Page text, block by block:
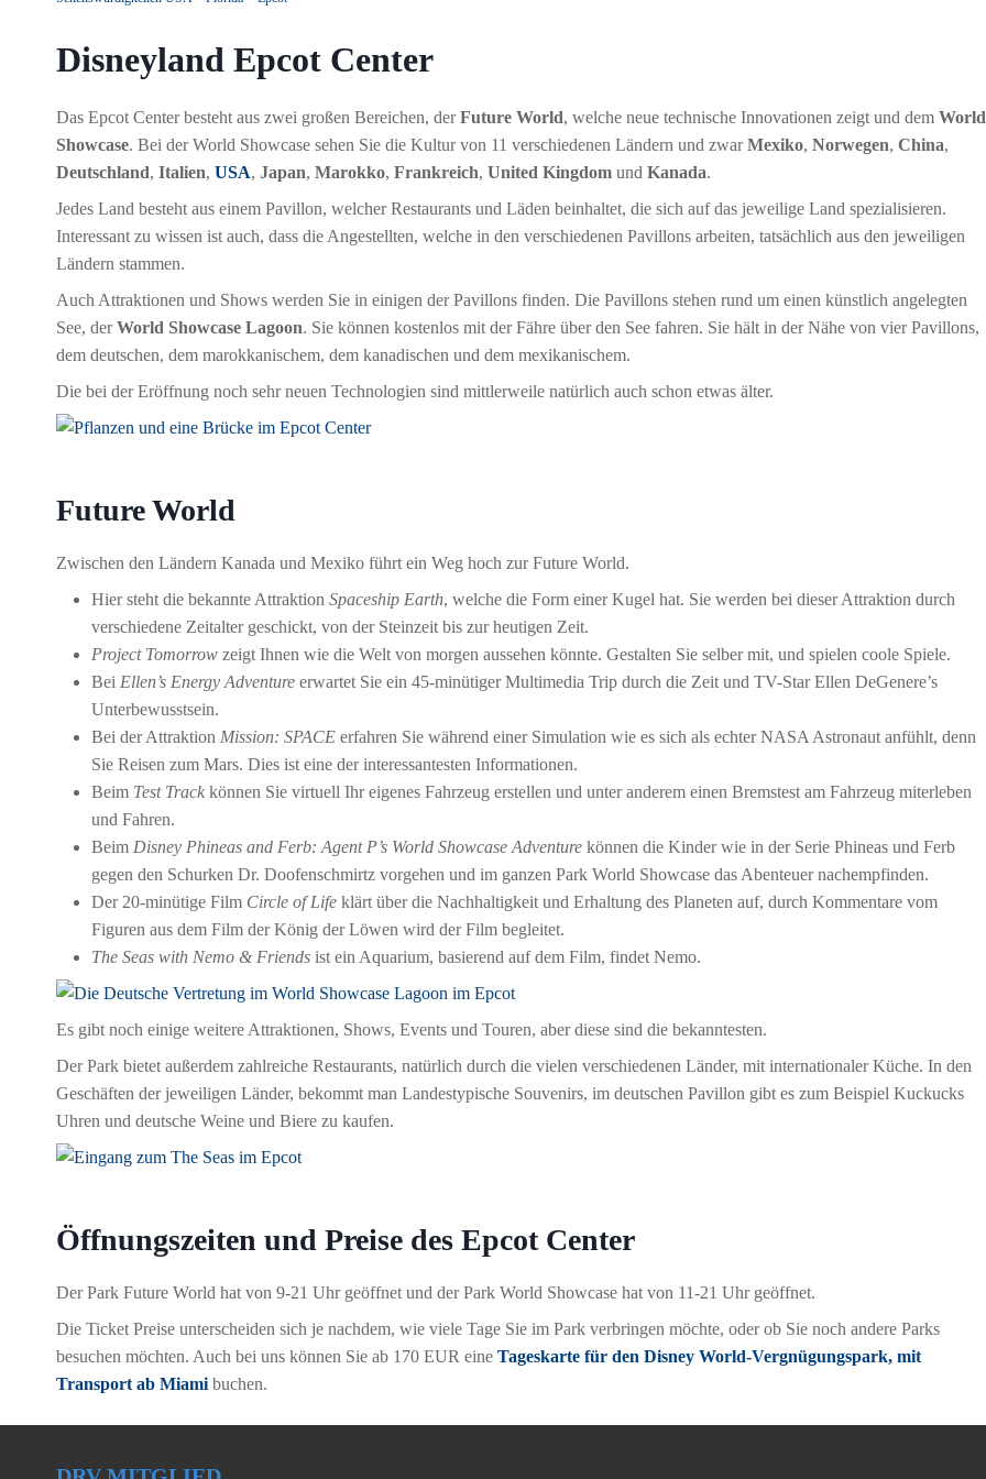
Disneyland Epcot Center
Das Epcot Center besteht aus zwei großen Bereichen, derFuture World, welche neue technische Innovationen zeigt und dem World
Showcase. Bei der World Showcase sehen Sie die Kultur von 11 verschiedenen Ländern und zwarMexiko, Norwegen, China,
Deutschland, Italien, USA, Japan, Marokko, Frankreich, United Kingdom und Kanada.
Jedes Land besteht aus einem Pavillon, welcher Restaurants und Läden beinhaltet, die sich auf das jeweilige Land spezialisieren.
Interessant zu wissen ist auch, dass die Angestellten, welche in den verschiedenen Pavillons arbeiten, tatsächlich aus den jeweiligen
Ländern stammen.
Auch Attraktionen und Shows werden Sie in einigen der Pavillons finden. Die Pavillons stehen rund um einen künstlich angelegten
See, derWorld Showcase Lagoon. Sie können kostenlos mit der Fähre über den See fahren. Sie hält in der Nähe von vier Pavillons,
dem deutschen, dem marokkanischem, dem kanadischen und dem mexikanischem.
Die bei der Eröffnung noch sehr neuen Technologien sind mittlerweile natürlich auch schon etwas älter.
Future World
Zwischen den Ländern Kanada und Mexiko führt ein Weg hoch zur Future World.
Hier steht die bekannte Attraktion Spaceship Earth, welche die Form einer Kugel hat. Sie werden bei dieser Attraktion durch
verschiedene Zeitalter geschickt, von der Steinzeit bis zur heutigen Zeit.
Project Tomorrow zeigt Ihnen wie die Welt von morgen aussehen könnte. Gestalten Sie selber mit, und spielen coole Spiele.
Bei Ellen’s Energy Adventure erwartet Sie ein 45-minütiger Multimedia Trip durch die Zeit und TV-Star Ellen DeGenere’s
Unterbewusstsein.
Bei der Attraktion Mission: SPACE erfahren Sie während einer Simulation wie es sich als echter NASA Astronaut anfühlt, denn
Sie Reisen zum Mars. Dies ist eine der interessantesten Informationen.
Beim Test Track können Sie virtuell Ihr eigenes Fahrzeug erstellen und unter anderem einen Bremstest am Fahrzeug miterleben
und Fahren.
Beim Disney Phineas and Ferb: Agent P’s World Showcase Adventure können die Kinder wie in der Serie Phineas und Ferb
gegen den Schurken Dr. Doofenschmirtz vorgehen und im ganzen Park World Showcase das Abenteuer nachempfinden.
Der 20-minütige Film Circle of Life klärt über die Nachhaltigkeit und Erhaltung des Planeten auf, durch Kommentare vom
Figuren aus dem Film der König der Löwen wird der Film begleitet.
The Seas with Nemo & Friends ist ein Aquarium, basierend auf dem Film, findet Nemo.
Es gibt noch einige weitere Attraktionen, Shows, Events und Touren, aber diese sind die bekanntesten.
Der Park bietet außerdem zahlreiche Restaurants, natürlich durch die vielen verschiedenen Länder, mit internationaler Küche. In den
Geschäften der jeweiligen Länder, bekommt man Landestypische Souvenirs, im deutschen Pavillon gibt es zum Beispiel Kuckucks
Uhren und deutsche Weine und Biere zu kaufen.
Öffnungszeiten und Preise des Epcot Center
Der Park Future World hat von 9-21 Uhr geöffnet und der Park World Showcase hat von 11-21 Uhr geöffnet.
Die Ticket Preise unterscheiden sich je nachdem, wie viele Tage Sie im Park verbringen möchte, oder ob Sie noch andere Parks
besuchen möchten. Auch bei uns können Sie ab 170 EUR eine Tageskarte für den Disney World-Vergnügungspark, mit
Transport ab Miami buchen.